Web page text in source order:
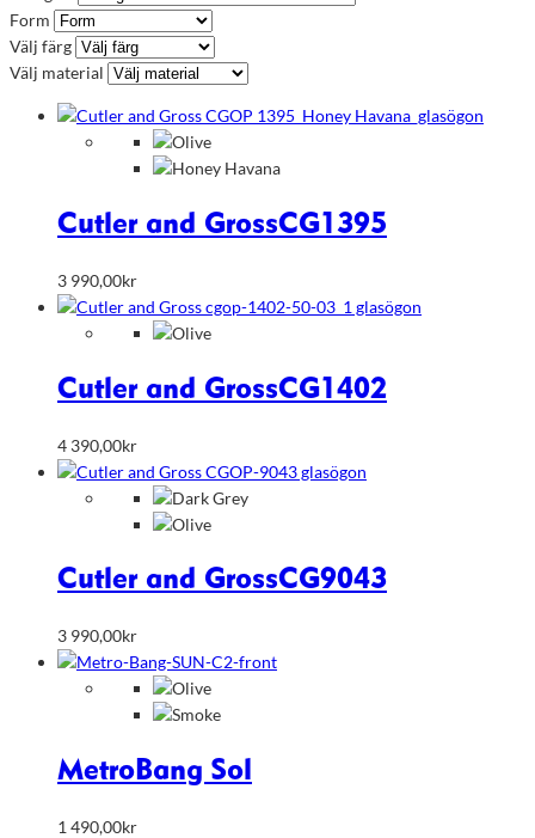
Form
Välj färg
Välj material
Cutler and GrossCG1395
3 990,00kr
Cutler and GrossCG1402
4 390,00kr
Cutler and GrossCG9043
3 990,00kr
Metro Bang Sol
1 490,00kr